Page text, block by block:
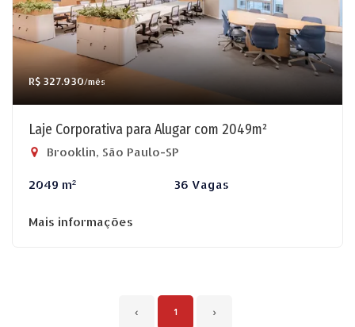
R$ 327.930/mês
Laje Corporativa para Alugar com 2049m²
Brooklin, São Paulo-SP
2049 m² 36 Vagas
Mais informações
‹ 1 ›